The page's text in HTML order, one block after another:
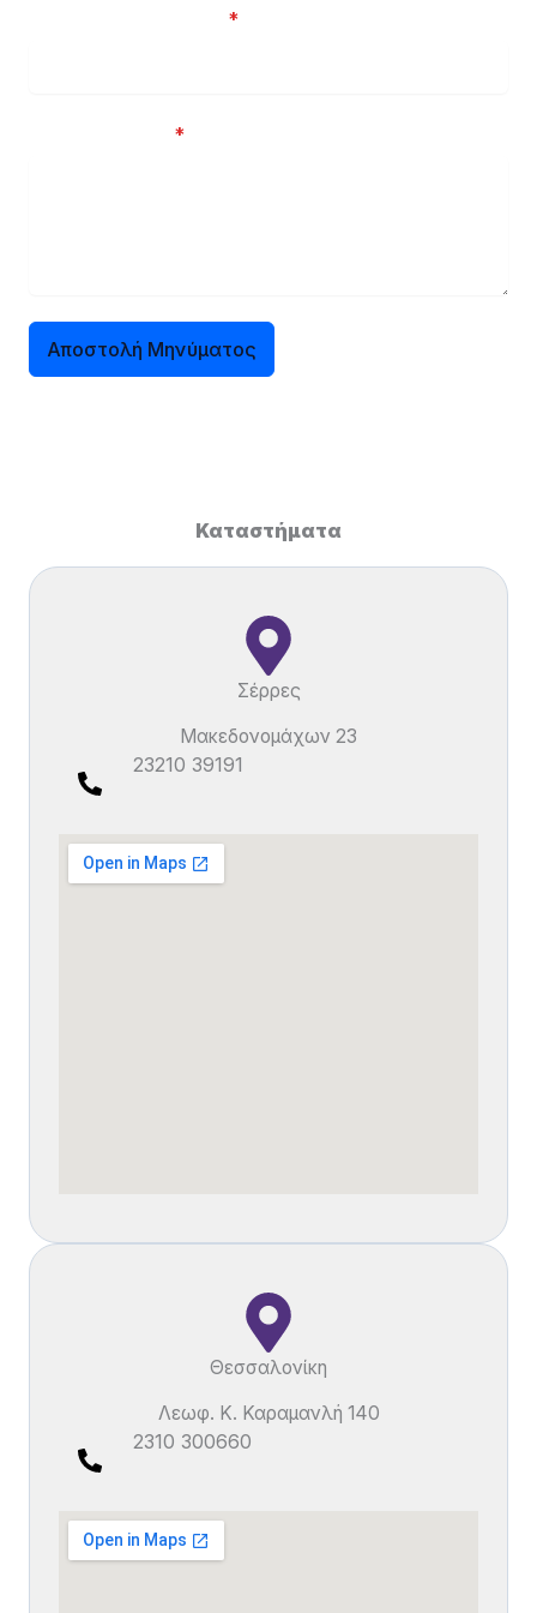
*
*
Αποστολή Μηνύματος
Καταστήματα
Σέρρες
Μακεδονομάχων 23
23210 39191
Θεσσαλονίκη
Λεωφ. Κ. Καραμανλή 140
2310 300660